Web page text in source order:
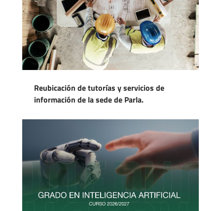
Reubicación de tutorías y servicios de
información de la sede de Parla.